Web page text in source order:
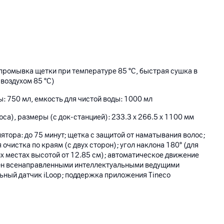
щетки при температуре 85 °С, быстрая сушка в
85 °С)
750 мл, емкость для чистой воды: 1000 мл
размеры (с док-станцией): 233.3 х 266.5 х 1100 мм
до 75 минут; щетка с защитой от наматывания волос;
по краям (с двух сторон); угол наклона 180° (для
местах высотой от 12.85 см); автоматическое движение
всенаправленными интеллектуальными ведущими
датчик iLoop; поддержка приложения Tineco